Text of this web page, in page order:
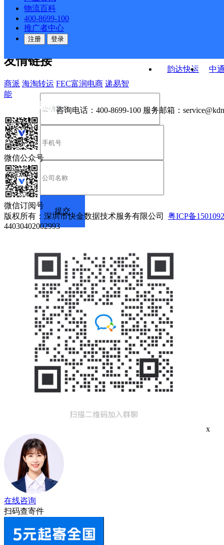
物流百科
400-8699-100
推广者中心
注册 登录
韵达快运
中
公司介绍 企业动态
合作伙伴 快递鸟接口服务协议
户隐私政策
友情链接
商派 海淘转运 FEC富润电商 递易智
能
咨询电话： 400-8699-100 服务邮箱：
微信公众号
微信订阅号
版权所有：深圳市快金数据技术服务有限公司 粤ICP备
44030402002993
x
在线咨询
扫码查寄件